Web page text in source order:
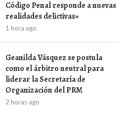
Código Penal responde a nuevas
realidades delictivas»
1 hora ago
Geanilda Vásquez se postula
como el árbitro neutral para
liderar la Secretaría de
Organización del PRM
2 horas ago